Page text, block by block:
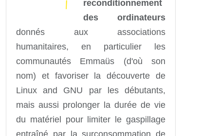
reconditionnement
des ordinateurs
donnés aux associations
humanitaires, en particulier les
communautés Emmaüs (d'où son
nom) et favoriser la découverte de
Linux and GNU par les débutants,
mais aussi prolonger la durée de vie
du matériel pour limiter le gaspillage
entraîné par la surconsommation de